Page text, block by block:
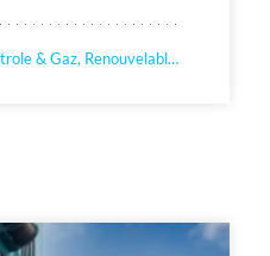
Hot Jobs, Consultants, Pétrole & Gaz, Renouvelable, Nucléaire